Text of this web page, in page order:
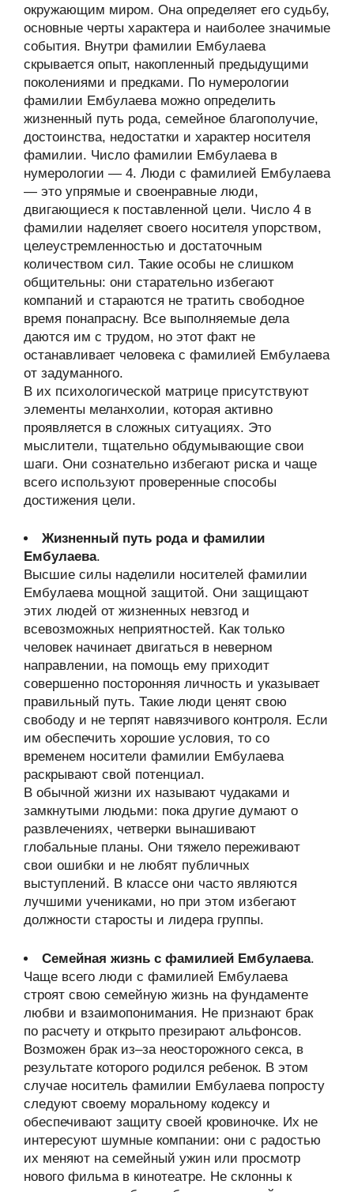
окружающим миром. Она определяет его судьбу,
основные черты характера и наиболее значимые
события. Внутри фамилии Ембулаева
скрывается опыт, накопленный предыдущими
поколениями и предками. По нумерологии
фамилии Ембулаева можно определить
жизненный путь рода, семейное благополучие,
достоинства, недостатки и характер носителя
фамилии. Число фамилии Ембулаева в
нумерологии — 4. Люди с фамилией Ембулаева
— это упрямые и своенравные люди,
двигающиеся к поставленной цели. Число 4 в
фамилии наделяет своего носителя упорством,
целеустремленностью и достаточным
количеством сил. Такие особы не слишком
общительны: они старательно избегают
компаний и стараются не тратить свободное
время понапрасну. Все выполняемые дела
даются им с трудом, но этот факт не
останавливает человека с фамилией Ембулаева
от задуманного.
В их психологической матрице присутствуют
элементы меланхолии, которая активно
проявляется в сложных ситуациях. Это
мыслители, тщательно обдумывающие свои
шаги. Они сознательно избегают риска и чаще
всего используют проверенные способы
достижения цели.
Жизненный путь рода и фамилии
Ембулаева.
Высшие силы наделили носителей фамилии
Ембулаева мощной защитой. Они защищают
этих людей от жизненных невзгод и
всевозможных неприятностей. Как только
человек начинает двигаться в неверном
направлении, на помощь ему приходит
совершенно посторонняя личность и указывает
правильный путь. Такие люди ценят свою
свободу и не терпят навязчивого контроля. Если
им обеспечить хорошие условия, то со
временем носители фамилии Ембулаева
раскрывают свой потенциал.
В обычной жизни их называют чудаками и
замкнутыми людьми: пока другие думают о
развлечениях, четверки вынашивают
глобальные планы. Они тяжело переживают
свои ошибки и не любят публичных
выступлений. В классе они часто являются
лучшими учениками, но при этом избегают
должности старосты и лидера группы.
Семейная жизнь с фамилией Ембулаева.
Чаще всего люди с фамилией Ембулаева
строят свою семейную жизнь на фундаменте
любви и взаимопонимания. Не признают брак
по расчету и открыто презирают альфонсов.
Возможен брак из–за неосторожного секса, в
результате которого родился ребенок. В этом
случае носитель фамилии Ембулаева попросту
следуют своему моральному кодексу и
обеспечивают защиту своей кровиночке. Их не
интересуют шумные компании: они с радостью
их меняют на семейный ужин или просмотр
нового фильма в кинотеатре. Не склонны к